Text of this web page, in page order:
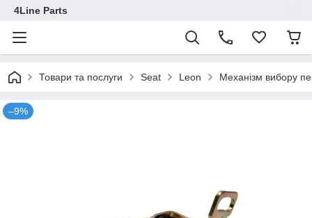
4Line Parts
Товари та послуги Seat Leon Механізм вибору
–9%